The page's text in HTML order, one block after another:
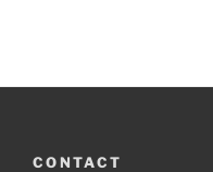
CONTACT